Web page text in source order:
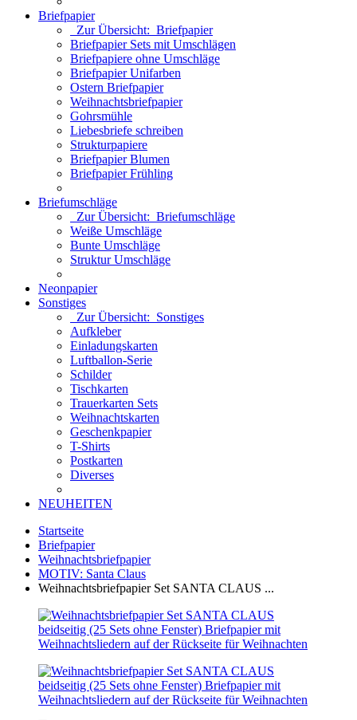
Briefpapier
Zur Übersicht: Briefpapier
Briefpapier Sets mit Umschlägen
Briefpapiere ohne Umschläge
Briefpapier Unifarben
Ostern Briefpapier
Weihnachtsbriefpapier
Gohrsmühle
Liebesbriefe schreiben
Strukturpapiere
Briefpapier Blumen
Briefpapier Frühling
Briefumschläge
Zur Übersicht: Briefumschläge
Weiße Umschläge
Bunte Umschläge
Struktur Umschläge
Neonpapier
Sonstiges
Zur Übersicht: Sonstiges
Aufkleber
Einladungskarten
Luftballon-Serie
Schilder
Tischkarten
Trauerkarten Sets
Weihnachtskarten
Geschenkpapier
T-Shirts
Postkarten
Diverses
NEUHEITEN
Startseite
Briefpapier
Weihnachtsbriefpapier
MOTIV: Santa Claus
Weihnachtsbriefpapier Set SANTA CLAUS ...